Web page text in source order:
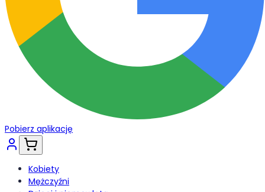
Pobierz aplikację
Kobiety
Mężczyźni